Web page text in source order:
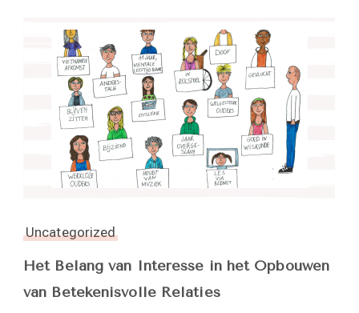
Uncategorized
Het Belang van Interesse in het Opbouwen
van Betekenisvolle Relaties